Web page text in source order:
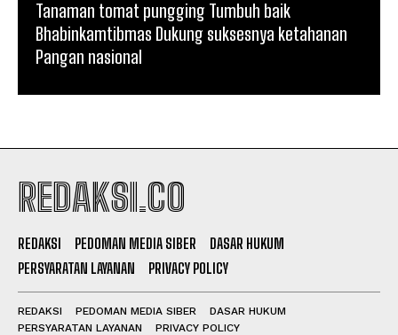
Tanaman tomat pungging Tumbuh baik
Bhabinkamtibmas Dukung suksesnya ketahanan
Pangan nasional
REDAKSI.CO
REDAKSI PEDOMAN MEDIA SIBER
DASAR HUKUM
PERSYARATAN LAYANAN
PRIVACY POLICY
REDAKSI PEDOMAN MEDIA SIBER
DASAR HUKUM
PERSYARATAN LAYANAN
PRIVACY POLICY